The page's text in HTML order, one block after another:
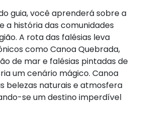
guia, você aprenderá sobre a
a história das comunidades
A rota das falésias leva
como Canoa Quebrada,
de mar e falésias pintadas de
um cenário mágico. Canoa
belezas naturais e atmosfera
se um destino imperdível